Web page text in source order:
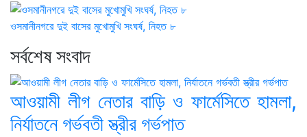
ওসমানীনগরে দুই বাসের মুখোমুখি সংঘর্ষ, নিহত ৮
সর্বশেষ সংবাদ
আওয়ামী লীগ নেতার বাড়ি ও ফার্মেসিতে হামলা,
নির্যাতনে গর্ভবতী স্ত্রীর গর্ভপাত